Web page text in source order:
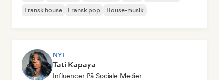
Fransk house
Fransk pop House-musik
NYT
Tati Kapaya
Influencer På Sociale Medier